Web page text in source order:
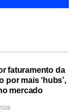
faturamento da
por mais ‘hubs’,
mercado